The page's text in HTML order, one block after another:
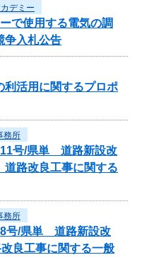
デミー
で使用する電気の調
争入札公告
利活用に関するプロポ
務所
11号/県単 道路新設改
路改良工事に関する
務所
8号/県単 道路新設改
良工事に関する一般